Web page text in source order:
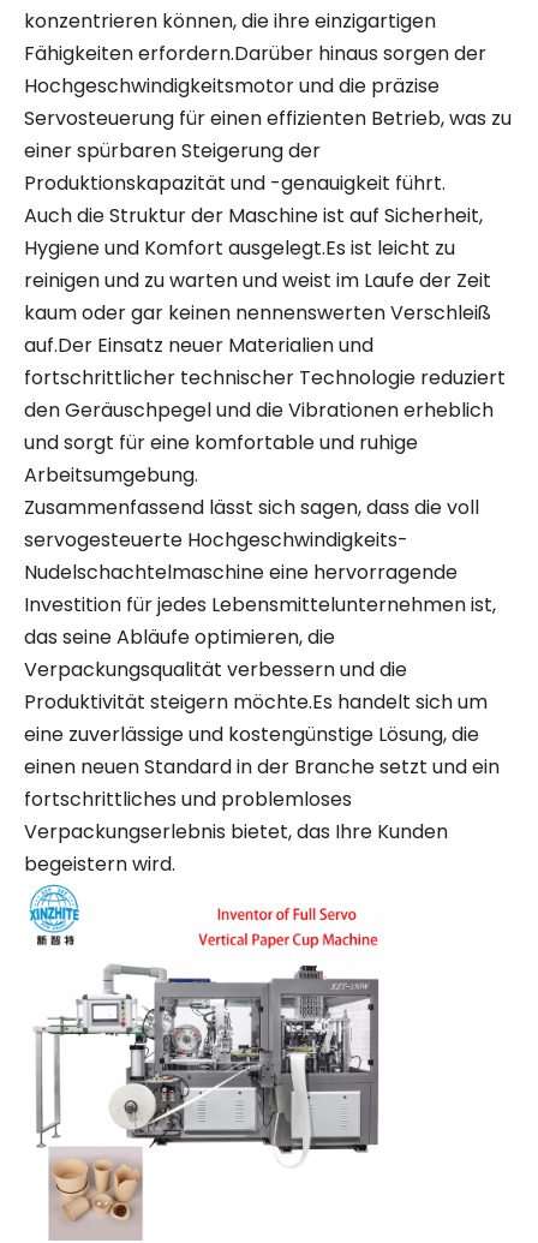
konzentrieren können, die ihre einzigartigen
Fähigkeiten erfordern.Darüber hinaus sorgen der
Hochgeschwindigkeitsmotor und die präzise
Servosteuerung für einen effizienten Betrieb, was zu
einer spürbaren Steigerung der
Produktionskapazität und -genauigkeit führt.
Auch die Struktur der Maschine ist auf Sicherheit,
Hygiene und Komfort ausgelegt.Es ist leicht zu
reinigen und zu warten und weist im Laufe der Zeit
kaum oder gar keinen nennenswerten Verschleiß
auf.Der Einsatz neuer Materialien und
fortschrittlicher technischer Technologie reduziert
den Geräuschpegel und die Vibrationen erheblich
und sorgt für eine komfortable und ruhige
Arbeitsumgebung.
Zusammenfassend lässt sich sagen, dass die voll
servogesteuerte Hochgeschwindigkeits-
Nudelschachtelmaschine eine hervorragende
Investition für jedes Lebensmittelunternehmen ist,
das seine Abläufe optimieren, die
Verpackungsqualität verbessern und die
Produktivität steigern möchte.Es handelt sich um
eine zuverlässige und kostengünstige Lösung, die
einen neuen Standard in der Branche setzt und ein
fortschrittliches und problemloses
Verpackungserlebnis bietet, das Ihre Kunden
begeistern wird.